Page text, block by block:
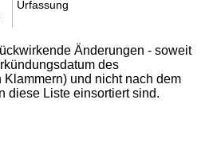
Urfassung
Änderungen - soweit
des
und nicht nach dem
diese Liste einsortiert sind.